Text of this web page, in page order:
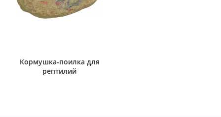
Кормушка-поилка для
рептилий